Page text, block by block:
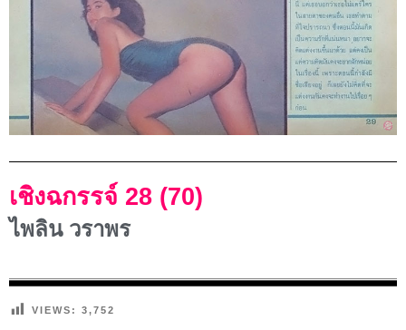
เชิงฉกรรจ์ 28 (70)
ไพลิน วราพร
VIEWS: 3,752